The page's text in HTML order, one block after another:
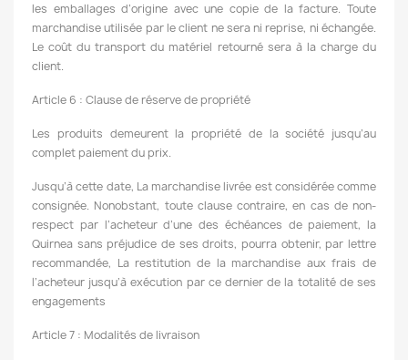
les emballages d’origine avec une copie de la facture. Toute
marchandise utilisée par le client ne sera ni reprise, ni échangée.
Le coût du transport du matériel retourné sera à la charge du
client.
Article 6 : Clause de réserve de propriété
Les produits demeurent la propriété de la société jusqu’au
complet paiement du prix.
Jusqu’à cette date, La marchandise livrée est considérée comme
consignée. Nonobstant, toute clause contraire, en cas de non-
respect par l’acheteur d’une des échéances de paiement, la
Quirnea sans préjudice de ses droits, pourra obtenir, par lettre
recommandée, La restitution de la marchandise aux frais de
l’acheteur jusqu’à exécution par ce dernier de la totalité de ses
engagements
Article 7 : Modalités de livraison